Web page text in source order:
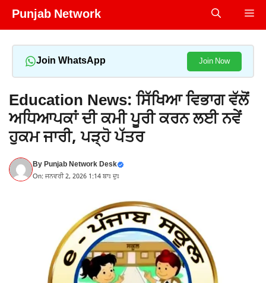
Skip
Punjab Network
Join WhatsApp Join Now
Education News: ਸਿੱਖਿਆ ਵਿਭਾਗ ਵੱਲੋਂ
ਅਧਿਆਪਕਾਂ ਦੀ ਕਮੀ ਪੂਰੀ ਕਰਨ ਲਈ ਨਵੇਂ
ਹੁਕਮ ਜਾਰੀ, ਪੜ੍ਹੋ ਪੱਤਰ
ByPunjab Network Desk
On: ਜਨਵਰੀ 2, 2026 1:14 ਬਾਃ ਦੁਃ